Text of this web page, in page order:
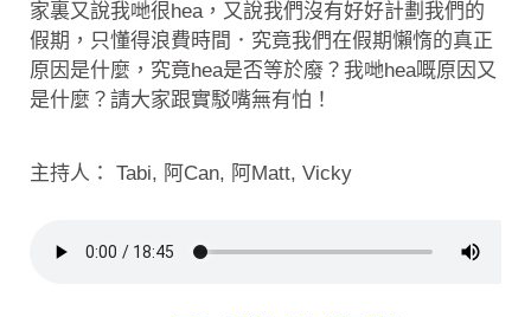
家裏又說我哋很hea，又說我們沒有好好計劃我們的
假期，只懂得浪費時間．究竟我們在假期懶惰的真正
原因是什麼，究竟hea是否等於廢？我哋hea嘅原因又
是什麼？請大家跟實駁嘴無有怕！
主持人： Tabi, 阿Can, 阿Matt, Vicky